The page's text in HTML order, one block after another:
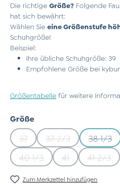
Die richtige Größe? Folgende
hat sich bewährt:
Wählen Sie eine Größenstufe
Schuhgröße!
Beispiel:
Ihre übliche Schuhgröße: 39
Empfohlene Größe bei
Größentabelle für weitere
Größeauswählen
37(Diese Option ist zurzeit
37 2/3(Diese Option ist
38 1/3
40 1/3(Diese Option ist zurzeit
41(Diese Option
41 2/3
Zum Merkzettel hinzufügen